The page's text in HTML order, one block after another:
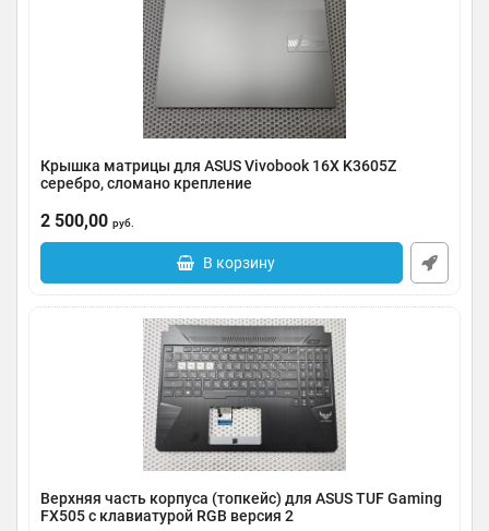
Крышка матрицы для ASUS Vivobook 16X K3605Z
серебро, сломано крепление
2 500,00 руб.
В корзину
Верхняя часть корпуса (топкейс) для ASUS TUF Gaming
FX505 с клавиатурой RGB версия 2